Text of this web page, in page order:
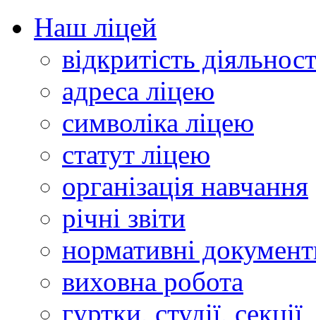
Наш ліцей
відкритість
адреса ліцею
символіка ліцею
статут ліцею
організація навчання
річні звіти
нормативні
виховна робота
гуртки, студії, секції